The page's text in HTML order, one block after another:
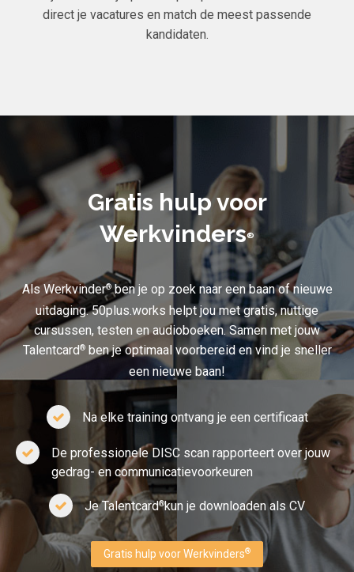
direct je vacatures en match de meest passende
kandidaten.
Gratis hulp voor
Werkvinders®
Als Werkvinder®ben je op zoek naar een baan of nieuwe
uitdaging. 50plus.works helpt jou met gratis, nuttige
cursussen, testen en audioboeken. Samen met jouw
Talentcard®ben je optimaal voorbereid en vind je sneller
een nieuwe baan!
Na elke training ontvang je een certificaat
De professionele DISC scan rapporteert over jouw
gedrag- en communicatievoorkeuren
Je Talentcard®kun je downloaden als CV
Gratis hulp voor Werkvinders®